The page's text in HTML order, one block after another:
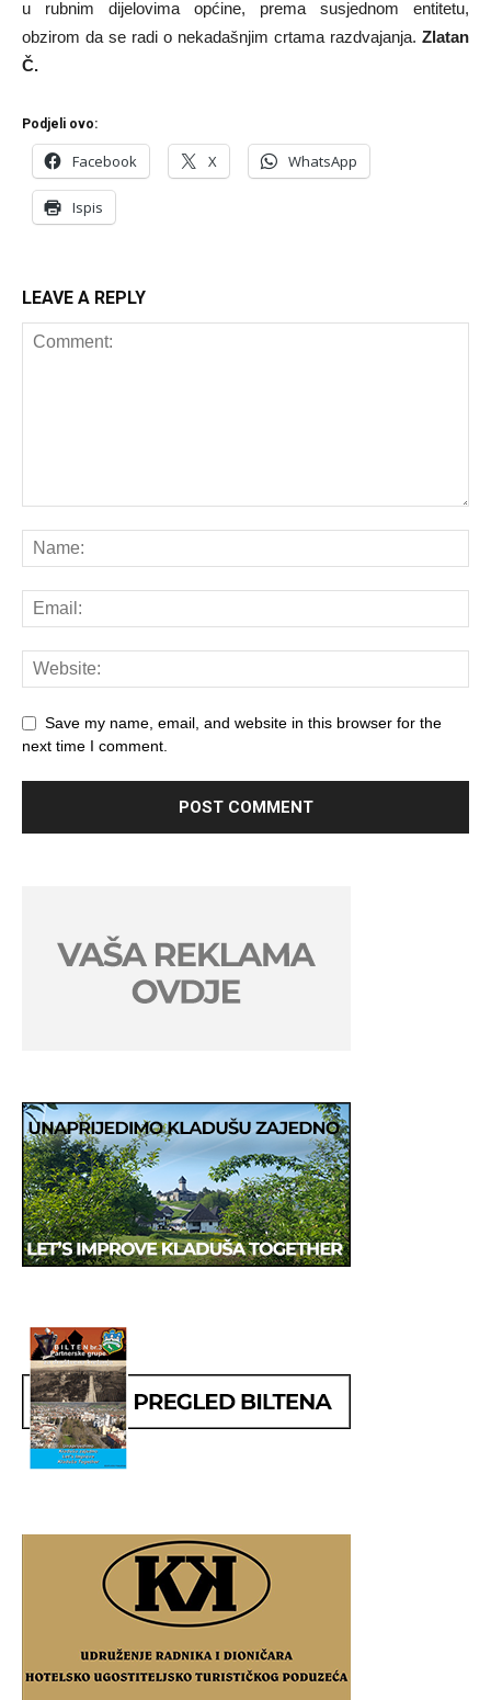
u rubnim dijelovima općine, prema susjednom entitetu,
obzirom da se radi o nekadašnjim crtama razdvajanja. Zlatan
Č.
Podjeli ovo:
Facebook X WhatsApp
Ispis
LEAVE A REPLY
Save my name, email, and website in this browser for the
next time I comment.